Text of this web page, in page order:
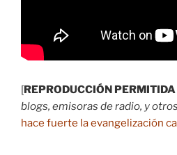
[REPRODUCCIÓN PERMITIDA
blogs, emisoras de radio, y
hace fuerte la evangelización